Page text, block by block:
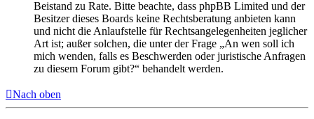
Beistand zu Rate. Bitte beachte, dass phpBB Limited und der
Besitzer dieses Boards keine Rechtsberatung anbieten kann
und nicht die Anlaufstelle für Rechtsangelegenheiten jeglicher
Art ist; außer solchen, die unter der Frage „An wen soll ich
mich wenden, falls es Beschwerden oder juristische Anfragen
zu diesem Forum gibt?“ behandelt werden.
Nach oben